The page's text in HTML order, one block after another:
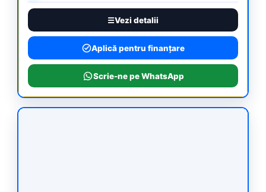
Vezi detalii
Aplică pentru finanțare
Scrie-ne pe WhatsApp